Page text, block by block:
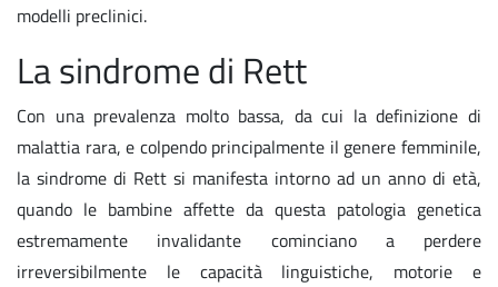
modelli preclinici.
La sindrome di Rett
Con una prevalenza molto bassa, da cui la definizione di
malattia rara, e colpendo principalmente il genere femminile,
la sindrome di Rett si manifesta intorno ad un anno di età,
quando le bambine affette da questa patologia genetica
estremamente invalidante cominciano a perdere
irreversibilmente le capacità linguistiche, motorie e